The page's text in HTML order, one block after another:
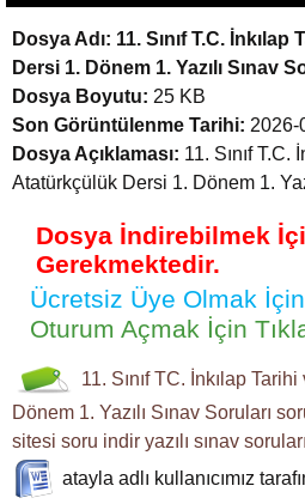
Dosya Adı: 11. Sınıf T.C.
Dersi 1. Dönem 1. Yazılı Sınav
Dosya Boyutu: 25 KB
Son Görüntülenme Tarihi: 2026-
Dosya Açıklaması: 11. Sınıf T.C.
Atatürkçülük Dersi 1. Dönem 1.
Dosya İndirebilmek
Gerekmektedir.
Ücretsiz Üye Olmak İçin
Oturum Açmak İçin
11. Sınıf TC. İnkılap
Dönem 1. Yazılı Sınav Soruları
sitesi soru indir yazılı sınav soruları
atayla adlı kullanıcımız